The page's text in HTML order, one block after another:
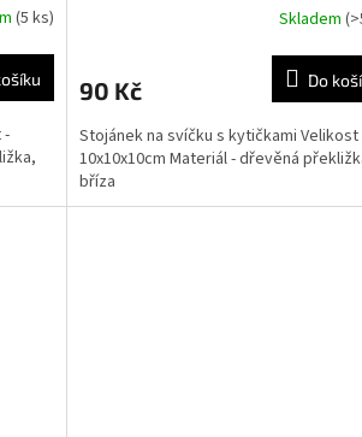
(5 ks)
-
Skladem
90 Kč Do
Stojánek na svíčku s kytičkami Velikost
10x10x10cm Materiál - dřevěná
bříza